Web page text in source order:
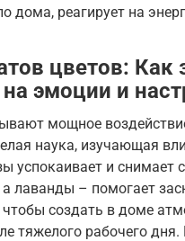
дома, реагирует на
цветов: Как
эмоции и
мощное
наука, изучающая
успокаивает и снимает
а лаванды – помогает
создать в доме
тяжелого рабочего